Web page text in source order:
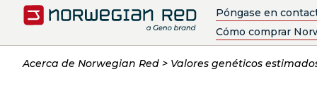
Póngase en
Cómo comprar
Acerca de Norwegian Red Valores genéticos